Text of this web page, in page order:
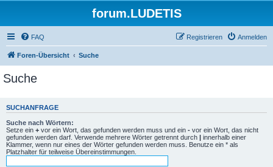
forum.LUDETIS
FAQ Anmelden
Registrieren
Foren-Übersicht Suche
Suche
SUCHANFRAGE
Suche nach Wörtern:
Setze ein + vor ein Wort, das gefunden werden muss und ein - vor ein Wort, das nicht
gefunden werden darf. Verwende mehrere Wörter getrennt durch | innerhalb einer
Klammer, wenn nur eines der Wörter gefunden werden muss. Benutze ein * als
Platzhalter für teilweise Übereinstimmungen.